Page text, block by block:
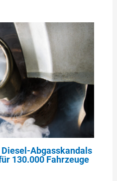
Abgasskandals
130.000 Fahrzeuge